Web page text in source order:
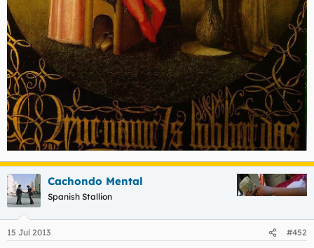
Cachondo Mental
Spanish Stallion
15 Jul 2013 #452